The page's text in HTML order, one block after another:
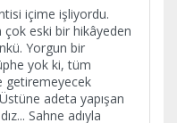
içime işliyordu.
çok eski bir hikâyeden
Yorgun bir
yok ki, tüm
getiremeyecek
adeta yapışan
Sahne adıyla